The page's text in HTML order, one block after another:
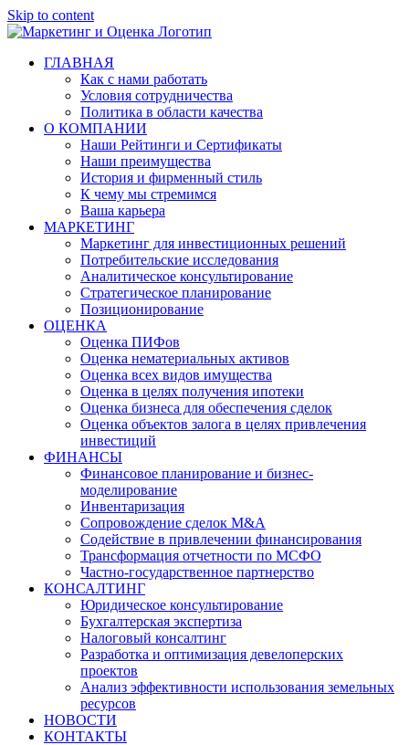
Skip to content
ГЛАВНАЯ
Как с нами работать
Условия сотрудничества
Политика в области качества
О КОМПАНИИ
Наши Рейтинги и Сертификаты
Наши преимущества
История и фирменный стиль
К чему мы стремимся
Ваша карьера
МАРКЕТИНГ
Маркетинг для инвестиционных решений
Потребительские исследования
Аналитическое консультирование
Стратегическое планирование
Позиционирование
ОЦЕНКА
Оценка ПИФов
Оценка нематериальных активов
Оценка всех видов имущества
Оценка в целях получения ипотеки
Оценка бизнеса для обеспечения сделок
Оценка объектов залога в целях привлечения
инвестиций
ФИНАНСЫ
Финансовое планирование и бизнес-
моделирование
Инвентаризация
Сопровождение сделок M&A
Содействие в привлечении финансирования
Трансформация отчетности по МСФО
Частно-государственное партнерство
КОНСАЛТИНГ
Юридическое консультирование
Бухгалтерская экспертиза
Налоговый консалтинг
Разработка и оптимизация девелоперских
проектов
Анализ эффективности использования земельных
ресурсов
НОВОСТИ
КОНТАКТЫ